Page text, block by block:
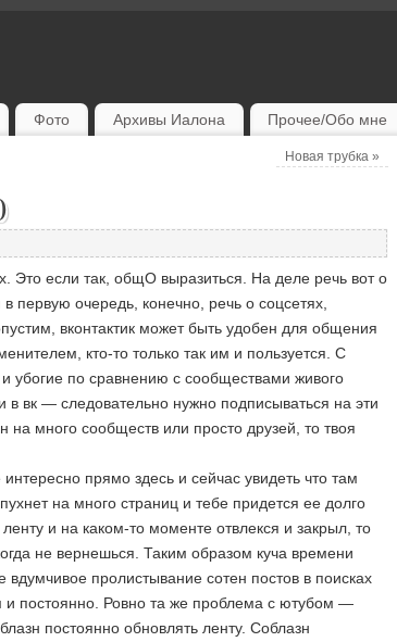
Фото Архивы Иалона Прочее/Обо мне
Новая трубка»
Это если так, общО выразиться. На деле речь вот о
первую очередь, конечно, речь о соцсетях,
вконтактик может быть удобен для общения
кто-то только так им и пользуется. С
убогие по сравнению с сообществами живого
вк — следовательно нужно подписываться на эти
много сообществ или просто друзей, то твоя
прямо здесь и сейчас увидеть что там
на много страниц и тебе придется ее долго
и на каком-то моменте отвлекся и закрыл, то
не вернешься. Таким образом куча времени
пролистывание сотен постов в поисках
и постоянно. Ровно та же проблема с ютубом —
постоянно обновлять ленту. Соблазн